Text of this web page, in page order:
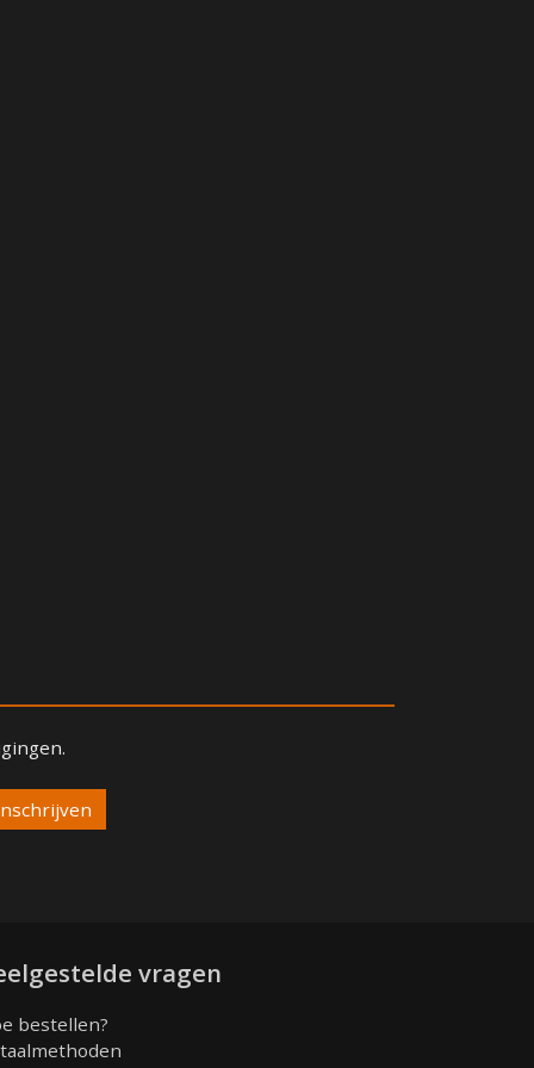
vragen
bestellen?